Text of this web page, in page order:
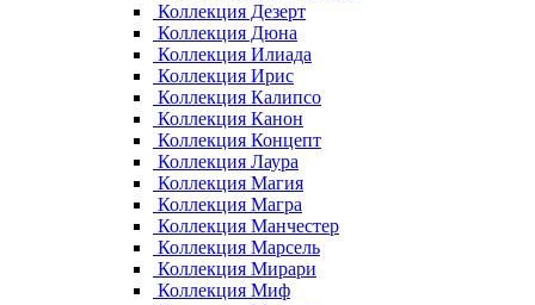
Коллекция Дезерт
Коллекция Дюна
Коллекция Илиада
Коллекция Ирис
Коллекция Калипсо
Коллекция Канон
Коллекция Концепт
Коллекция Лаура
Коллекция Магия
Коллекция Магра
Коллекция Манчестер
Коллекция Марсель
Коллекция Мирари
Коллекция Миф